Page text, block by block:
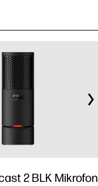
2 BLK Mikrofon